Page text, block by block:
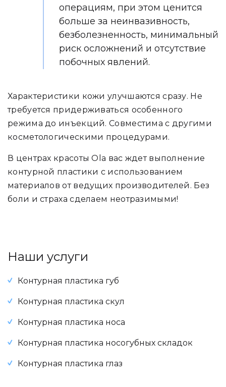
операциям, при этом ценится
больше за неинвазивность,
безболезненность, минимальный
риск осложнений и отсутствие
побочных явлений.
Характеристики кожи улучшаются сразу. Не
требуется придерживаться особенного
режима до инъекций. Совместима с другими
косметологическими процедурами.
В центрах красоты Ola вас ждет выполнение
контурной пластики с использованием
материалов от ведущих производителей. Без
боли и страха сделаем неотразимыми!
Наши услуги
Контурная пластика губ
Контурная пластика скул
Контурная пластика носа
Контурная пластика носогубных складок
Контурная пластика глаз